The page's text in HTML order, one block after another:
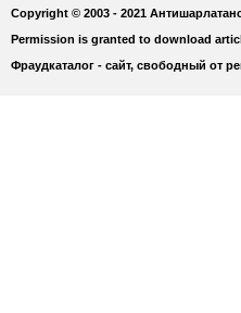
Copyright © 2003 - 2021
Permission is granted to download
Фраудкаталог - сайт, свободный от